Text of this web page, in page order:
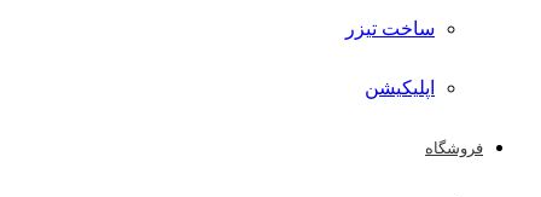
ساخت تیزر
اپلیکیشن
فروشگاه